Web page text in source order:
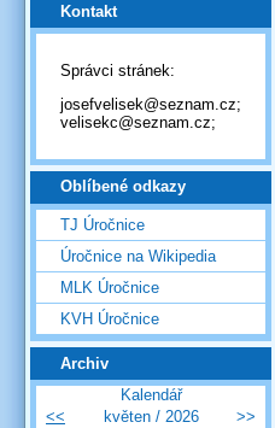
Kontakt
Správci stránek:
josefvelisek@seznam.cz;
velisekc@seznam.cz;
Oblíbené odkazy
TJ Úročnice
Úročnice na Wikipedia
MLK Úročnice
KVH Úročnice
Archiv
Kalendář
<<
květen / 2026 >>